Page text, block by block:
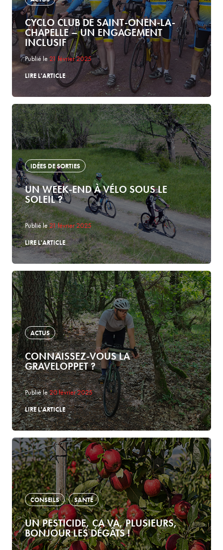
CYCLO CLUB DE SAINT-ONEN-LA-
CHAPELLE – UN ENGAGEMENT
INCLUSIF
Publié le 21 février 2025
LIRE L'ARTICLE
IDÉES DE SORTIES
UN WEEK-END À VÉLO SOUS LE
SOLEIL ?
Publié le21 février 2025
LIRE L'ARTICLE
ACTUS
CONNAISSEZ-VOUS LA
GRAVELOPPET ?
Publié le20 février 2025
LIRE L'ARTICLE
CONSEILS SANTÉ
UN PESTICIDE, ÇA VA, PLUSIEURS,
BONJOUR LES DÉGÂTS !